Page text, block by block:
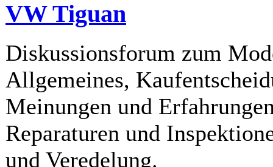
VW Tiguan
Diskussionsforum zum
Allgemeines,
Meinungen und
Reparaturen und
und Veredelung.